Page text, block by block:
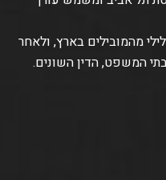
מהמובילים בארץ, ולאחר
המשפט, הדין השונים.